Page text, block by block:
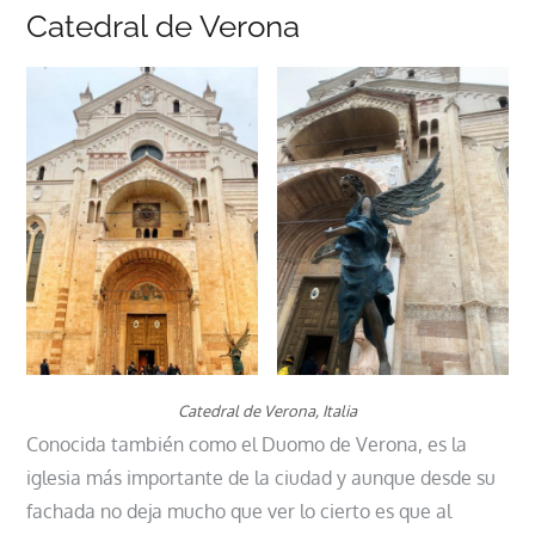
Catedral de Verona
Catedral de Verona, Italia
Conocida también como el Duomo de Verona, es la
iglesia más importante de la ciudad y aunque desde su
fachada no deja mucho que ver lo cierto es que al